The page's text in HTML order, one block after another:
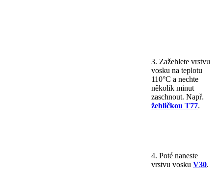
3. Zažehlete vrstvu
vosku na teplotu
110°C a nechte
několik minut
zaschnout. Např.
žehličkou T77.
4. Poté naneste
vrstvu vosku V30.